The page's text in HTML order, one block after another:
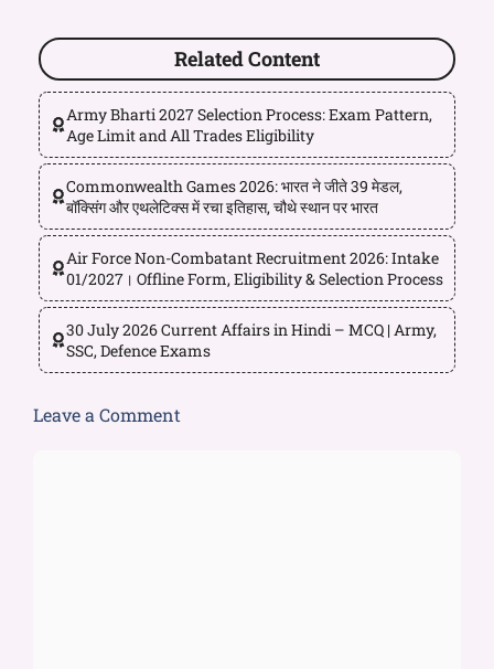
Related Content
Army Bharti 2027 Selection Process: Exam Pattern,
Age Limit and All Trades Eligibility
Commonwealth Games 2026: भारत ने जीते 39 मेडल,
बॉक्सिंग और एथलेटिक्स में रचा इतिहास, चौथे स्थान पर भारत
Air Force Non-Combatant Recruitment 2026: Intake
01/2027। Offline Form, Eligibility & Selection Process
30 July 2026 Current Affairs in Hindi – MCQ | Army,
SSC, Defence Exams
Leave a Comment